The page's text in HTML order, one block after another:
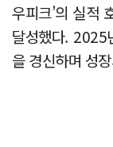
우피크’의 실적
달성했다. 2025
을 경신하며 성